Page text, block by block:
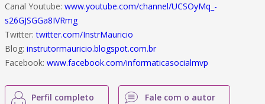
Canal Youtube: www.youtube.com/channel/UCSOyMq_-
s26GJSGGa8IVRmg
Twitter:twitter.com/InstrMauricio
Blog: instrutormauricio.blogspot.com.br
Facebook: www.facebook.com/informaticasocialmvp
Perfil completo Fale com o autor